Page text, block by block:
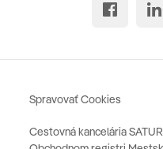
Cestovná kancelária
Spravovať Cookies